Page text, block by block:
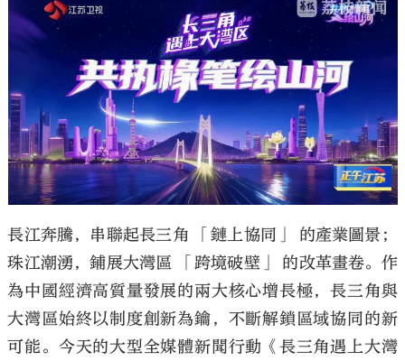
長江奔騰，串聯起長三角 「鏈上協同」 的產業圖景；
珠江潮湧，鋪展大灣區 「跨境破壁」 的改革畫卷。作
為中國經濟高質量發展的兩大核心增長極，長三角與
大灣區始終以制度創新為鑰，不斷解鎖區域協同的新
可能。今天的大型全媒體新聞行動《長三角遇上大灣